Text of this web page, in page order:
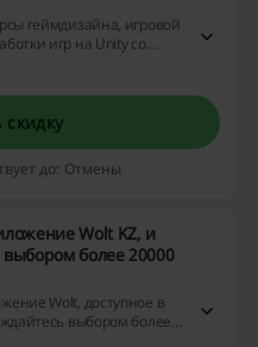
геймдизайна, игровой
игр на Unity со
индустрии с выгодой!
до: Отмены
Wolt KZ, и
более 20000
Wolt, доступное в
выбором более